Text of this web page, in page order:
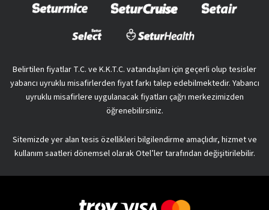
Belirtilen fiyatlar T.C. ve K.K.T.C. vatandaşları için geçerli olup tesisler
yabancı uyruklu misafirlerden fiyat farkı talep edebilmektedir. Yabancı
uyruklu misafirlere uygulanacak fiyatları çağrı merkezimizden
öğrenebilirsiniz.
Sitemizde yer alan tesis özellikleri bilgilendirme amaçlıdır, hizmet ve
kullanım saatleri dönemsel olarak Otel’ler tarafından değişitirilebilir.